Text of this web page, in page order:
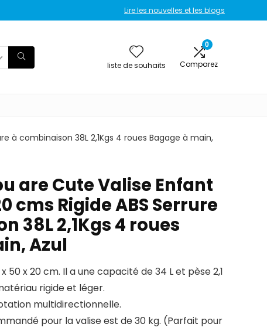
Lire les nouvelles et les blogs
liste de souhaits
0
Comparez
à combinaison 38L 2,1Kgs 4 roues Bagage à main,
are Cute Valise Enfant
cms Rigide ABS Serrure
38L 2,1Kgs 4 roues
Azul
50 x 20 cm. Il a une capacité de 34 L et pèse 2,1
rigide et léger.
multidirectionnelle.
pour la valise est de 30 kg. (Parfait pour